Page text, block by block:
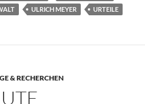
ULRICH MEYER URTEILE
& RECHERCHEN